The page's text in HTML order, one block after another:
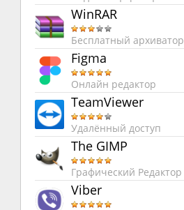
WinRAR
Бесплатный архиватор
Figma
Онлайн редактор
TeamViewer
Удалённый доступ
The GIMP
Графический Редактор
Viber